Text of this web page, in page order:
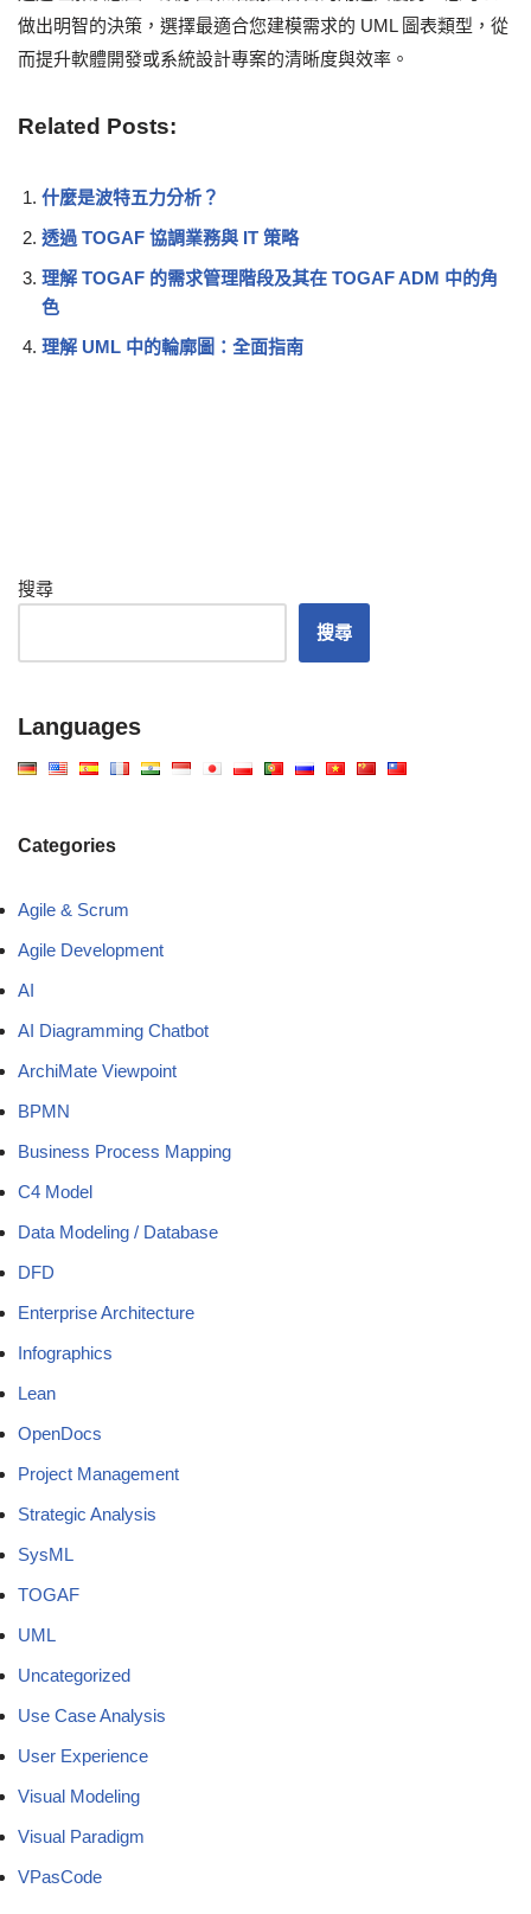
做出明智的決策，選擇最適合您建模需求的 UML 圖表類型，從
而提升軟體開發或系統設計專案的清晰度與效率。
Related Posts:
什麼是波特五力分析？
透過 TOGAF 協調業務與 IT 策略
理解 TOGAF 的需求管理階段及其在 TOGAF ADM 中的角
色
理解 UML 中的輪廓圖：全面指南
搜尋
搜尋
Languages
Categories
Agile & Scrum
Agile Development
AI
AI Diagramming Chatbot
ArchiMate Viewpoint
BPMN
Business Process Mapping
C4 Model
Data Modeling / Database
DFD
Enterprise Architecture
Infographics
Lean
OpenDocs
Project Management
Strategic Analysis
SysML
TOGAF
UML
Uncategorized
Use Case Analysis
User Experience
Visual Modeling
Visual Paradigm
VPasCode